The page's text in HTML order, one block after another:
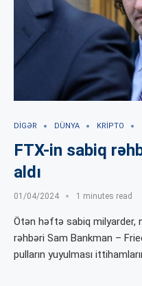
DIGƏR DÜNYA KRIPTO
FTX-in sabiq
aldı
01/04/2024 1 minutes read
Ötən həftə sabiq milyarder,
rəhbəri Sam Bankman –
pulların yuyulması